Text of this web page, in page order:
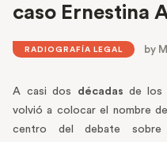
caso Ernestina
RADIOGRAFÍA LEGAL by
A casi dos décadas de los
volvió a colocar el nombre de
centro del debate